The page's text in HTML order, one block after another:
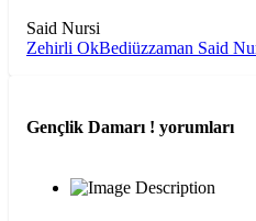
Said Nursi
Zehirli OkBediüzzaman Said
Gençlik Damarı ! yorumları